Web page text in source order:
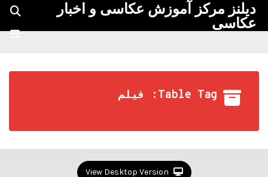
دیلنز مرکز آموزش عکاسی و اخبار
عکاسی
Table Tag: فیلم